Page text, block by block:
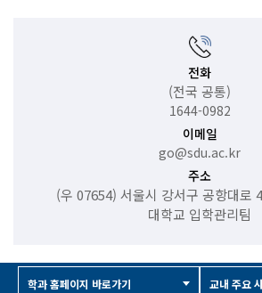
전화
(전국 공통)
1644-0982
이메일
go@sdu.ac.kr
주소
(우 07654) 서울시 강서구 공항대로
대학교 입학관리팀
학과 홈페이지 바로가기 교내 주요